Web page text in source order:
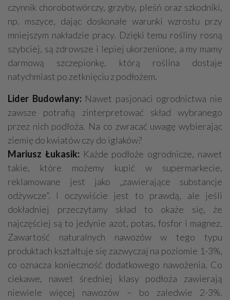
czynnik chorobotwórczy, grzyby, pleśń oraz szkodniki,
np. mszyce, dając doskonałe warunki wzrostu przy
mniejszym nakładzie pracy. Dzięki temu rośliny rosną
szybciej, są zdrowsze i lepiej ukorzenione, a my mamy
darmową szczepionkę, którą roślina dostaje
natychmiast po zetknięciu z podłożem.
Lider Budowlany: Nawet pasjonaci ogrodnictwa nie
zawsze potrafią zinterpretować skład wybranego
przez nich podłoża. Na co zwracać uwagę wybierając
ziemię do kwiatów czy do iglaków?
Mariusz Łukasik:Każde podłoże ogrodnicze, nawet
takie, które możemy kupić w supermarkecie,
reklamowane jest jako „zawierające substancje
odżywcze”. I oczywiście jest to prawdą, ale jeśli
dokładniej przeczytamy skład to okaże się, że
najczęściej są to jedynie azot, potas, fosfor i magnez.
Zawartość naturalnych nawozów w tego typu
produktach kształtuje się zazwyczaj na poziomie 1-3%,
co oznacza konieczność dodatkowego nawożenia. Co
ciekawe, nawet średniej klasy podłoża zawierają
niewiele więcej nawozów – bo zaledwie 2-3%.